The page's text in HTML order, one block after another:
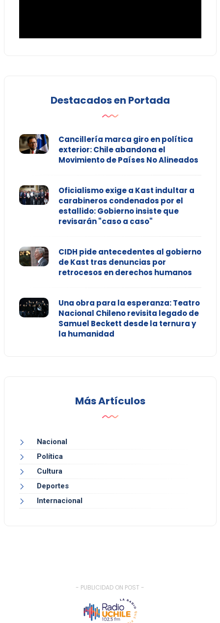
Destacados en Portada
Cancillería marca giro en política
exterior: Chile abandona el
Movimiento de Países No Alineados
Oficialismo exige a Kast indultar a
carabineros condenados por el
estallido: Gobierno insiste que
revisarán "caso a caso"
CIDH pide antecedentes al gobierno
de Kast tras denuncias por
retrocesos en derechos humanos
Una obra para la esperanza: Teatro
Nacional Chileno revisita legado de
Samuel Beckett desde la ternura y
la humanidad
Más Artículos
Nacional
Política
Cultura
Deportes
Internacional
- PUBLICIDAD ON POST -